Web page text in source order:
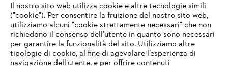
Informazioni su STIHL
Il nostro sito web utilizza cookie e altre tecnologie simili
("cookie"). Per consentire la fruizione del nostro sito web,
utilizziamo alcuni "cookie strettamente necessari" che non
richiedono il consenso dell’utente in quanto sono necessari
per garantire la funzionalità del sito. Utilizziamo altre
tipologie di cookie, al fine di agevolare l’esperienza di
navigazione dell’utente, e per offrire contenuti